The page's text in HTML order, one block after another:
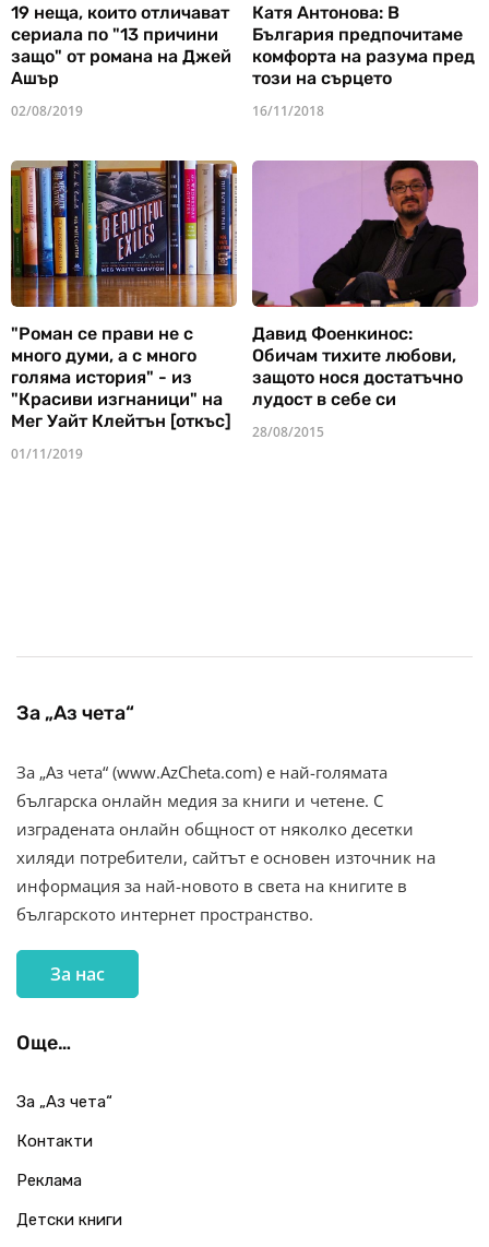
19 неща, които отличават
сериала по "13 причини
защо" от романа на Джей
Ашър
02/08/2019
Катя Антонова: В
България предпочитаме
комфорта на разума пред
този на сърцето
16/11/2018
"Роман се прави не с
много думи, а с много
голяма история" - из
"Красиви изгнаници" на
Мег Уайт Клейтън [откъс]
01/11/2019
Давид Фоенкинос:
Обичам тихите любови,
защото нося достатъчно
лудост в себе си
28/08/2015
За „Аз чета“
За „Аз чета“ (www.AzCheta.com) е най-голямата
българска онлайн медия за книги и четене. С
изградената онлайн общност от няколко десетки
хиляди потребители, сайтът е основен източник на
информация за най-новото в света на книгите в
българското интернет пространство.
За нас
Още…
За „Аз чета“
Контакти
Реклама
Детски книги